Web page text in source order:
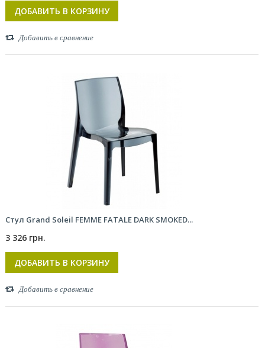
ДОБАВИТЬ В КОРЗИНУ
Добавить в сравнение
Стул Grand Soleil FEMME FATALE DARK SMOKED...
3 326 грн.
ДОБАВИТЬ В КОРЗИНУ
Добавить в сравнение